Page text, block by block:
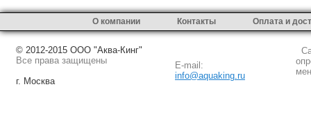
О компании Контакты Оплата и
© 2012-2015 ООО "Аква-Кинг"
Все права защищены
г. Москва
E-mail:
info@aquaking.ru